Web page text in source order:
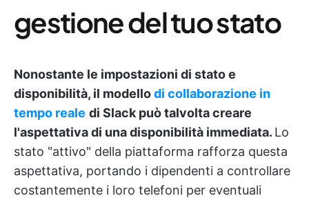
gestione del tuo stato
Nonostante le impostazioni di stato e
disponibilità, il modellodi collaborazione in
tempo reale di Slack può talvolta creare
l'aspettativa di una disponibilità immediata. Lo
stato "attivo" della piattaforma rafforza questa
aspettativa, portando i dipendenti a controllare
costantemente i loro telefoni per eventuali